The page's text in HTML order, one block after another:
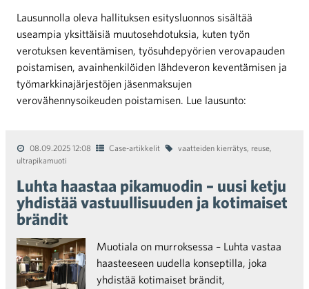
Lausunnolla oleva hallituksen esitysluonnos sisältää
useampia yksittäisiä muutosehdotuksia, kuten työn
verotuksen keventämisen, työsuhdepyörien verovapauden
poistamisen, avainhenkilöiden lähdeveron keventämisen ja
työmarkkinajärjestöjen jäsenmaksujen
verovähennysoikeuden poistamisen. Lue lausunto:
08.09.2025 12:08 Case-artikkelit vaatteiden kierrätys, reuse,
ultrapikamuoti
Luhta haastaa pikamuodin – uusi ketju
yhdistää vastuullisuuden ja kotimaiset
brändit
Muotiala on murroksessa – Luhta vastaa
haasteeseen uudella konseptilla, joka
yhdistää kotimaiset brändit,